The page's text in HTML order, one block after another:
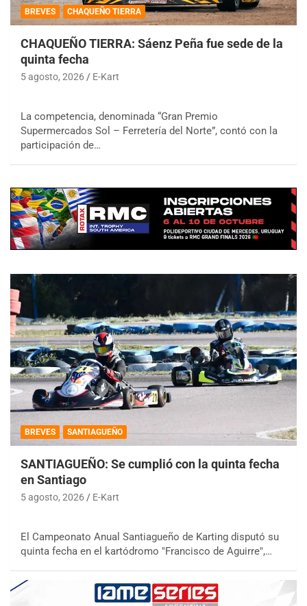
BREVES CHAQUEÑO TIERRA
CHAQUEÑO TIERRA: Sáenz Peña fue sede de la
quinta fecha
5 agosto, 2026 E-Kart
La competencia, denominada “Gran Premio
Supermercados Sol – Ferretería del Norte”, contó con la
participación de…
BREVES SANTIAGUEÑO
SANTIAGUEÑO: Se cumplió con la quinta fecha
en Santiago
5 agosto, 2026 E-Kart
El Campeonato Anual Santiagueño de Karting disputó su
quinta fecha en el kartódromo "Francisco de Aguirre",…